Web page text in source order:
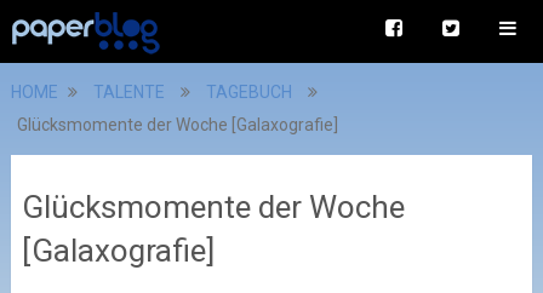
HOME TALENTE
TAGEBUCH
Glücksmomente der Woche [Galaxografie]
Glücksmomente der Woche
[Galaxografie]